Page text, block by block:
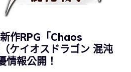
作RPG「Chaos
ケイオスドラゴン 混沌
情報公開！